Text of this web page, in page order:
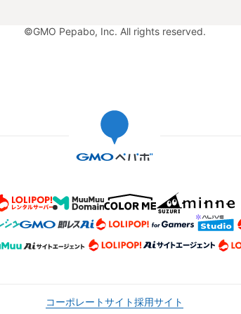
©GMO Pepabo, Inc. All rights reserved.
コーポレートサイト採用サイト